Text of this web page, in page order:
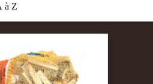
à Z